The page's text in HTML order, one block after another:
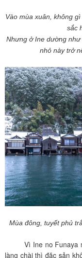
Vào mùa xuân, không gì
sắc
Nhưng ở Ine dường
nhỏ này trở
Mùa đông, tuyết phủ
Vì Ine no Funaya
làng chài thì đặc sản